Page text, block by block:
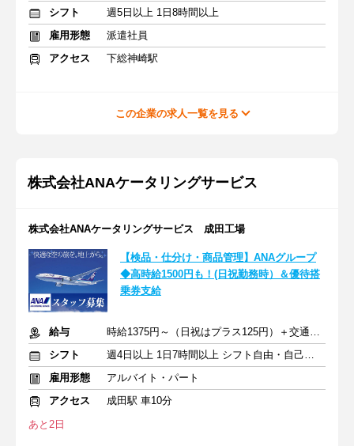
シフト
週5日以上 1日8時間以上
雇用形態
派遣社員
アクセス
下総神崎駅
この企業の求人一覧を見る
株式会社ANAケータリングサービス
株式会社ANAケータリングサービス 成田工場
【検品・仕分け・商品管理】ANAグループ
◆高時給1500円も！(日祝勤務時）＆優待搭
乗券支給
給与
時給1375円～（日祝はプラス125円）＋交通費全額支給
シフト
週4日以上 1日7時間以上 シフト自由・自己申告
雇用形態
アルバイト・パート
アクセス
成田駅 車10分
あと2日